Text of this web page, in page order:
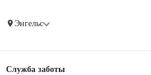
Энгельс
Служба заботы